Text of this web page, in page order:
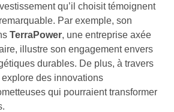
qu’il choisit témoignent
Par exemple, son
TerraPower, une entreprise axée
illustre son engagement envers
durables. De plus, à travers
explore des innovations
qui pourraient transformer